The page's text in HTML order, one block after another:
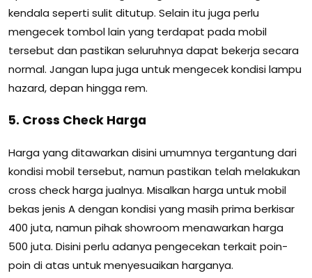
kendala seperti sulit ditutup. Selain itu juga perlu
mengecek tombol lain yang terdapat pada mobil
tersebut dan pastikan seluruhnya dapat bekerja secara
normal. Jangan lupa juga untuk mengecek kondisi lampu
hazard, depan hingga rem.
5. Cross Check Harga
Harga yang ditawarkan disini umumnya tergantung dari
kondisi mobil tersebut, namun pastikan telah melakukan
cross check harga jualnya. Misalkan harga untuk mobil
bekas jenis A dengan kondisi yang masih prima berkisar
400 juta, namun pihak showroom menawarkan harga
500 juta. Disini perlu adanya pengecekan terkait poin-
poin di atas untuk menyesuaikan harganya.